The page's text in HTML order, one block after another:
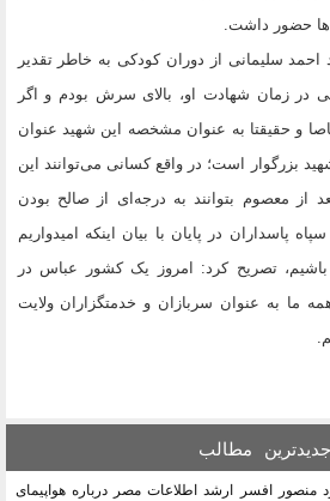
حضور داشت.
سلیمانی از دوران کودکی به خاطر تقدیر
در زمان شهادت او، بالای سرش بودم و اگر
و حقیقتا‌ به عنوان مشخصه این شهید عنوان
بزرگوار است؛ در واقع کسانی می‌توانند این
از معصوم بتوانند به درجه‌ای از صالح بودن
پاسداران در پایان با بیان اینکه امیدواریم
تصریح کرد: امروز یک کشور عباس در
ما به عنوان سربازان و خدمتگزاران ولایت
جدیدترین مطالب
منصور افسر ارشد اطلاعات مصر درباره هواپیمای